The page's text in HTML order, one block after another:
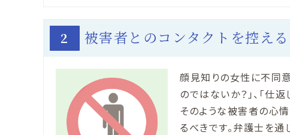
2 被害者とのコンタクトを控える
顔見知りの女性に不同
のではないか？」、「仕
そのような被害者の心
るべきです。弁護士を